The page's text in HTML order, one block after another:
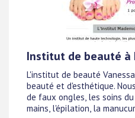
Institut de beauté à
L'institut de beauté
beauté et d'esthétique.
de faux ongles, les soins
mains, l'épilation, la